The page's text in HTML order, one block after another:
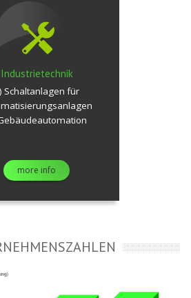
Industrietechnik
Schaltanlagen für
more info